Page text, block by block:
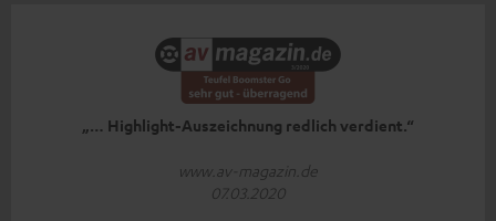
„… Highlight-Auszeichnung redlich verdient.“
www.av-magazin.de
07.03.2020